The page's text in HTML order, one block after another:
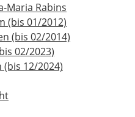
Maria Rabins
(bis 01/2012)
(bis 02/2014)
02/2023)
(bis 12/2024)